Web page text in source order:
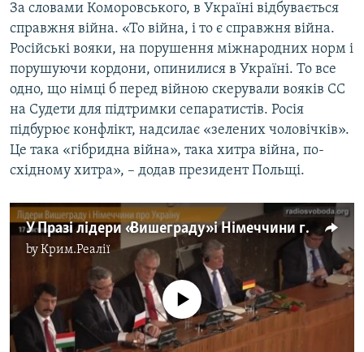
За словами Коморовського, в Україні відбувається
справжня війна. «То війна, і то є справжня війна.
Російські вояки, на порушення міжнародних норм і
порушуючи кордони, опинилися в Україні. То все
одно, що німці б перед війною скерували вояків СС
на Судети для підтримки сепаратистів. Росія
підбурює конфлікт, надсилає «зелених чоловічків».
Це така «гібридна війна», така хитра війна, по-
східному хитра», – додав президент Польщі.
У Празі лідери «Вишеграду» і Німеччини говорили про Україну
byКрим.Реалії
No media source currently available